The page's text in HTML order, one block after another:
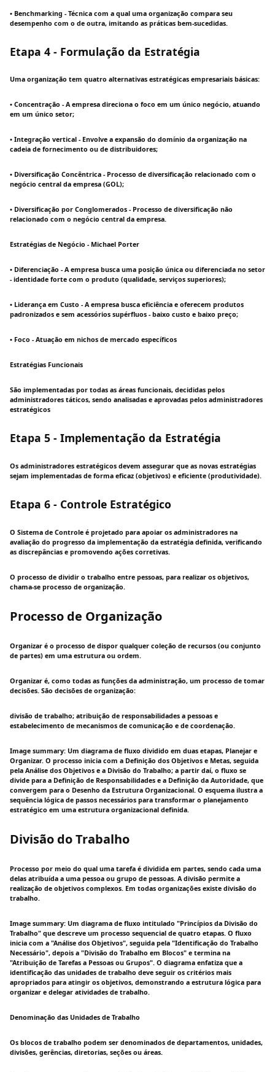
• Benchmarking - Técnica com a qual uma organização compara seu
desempenho com o de outra, imitando as práticas bem-sucedidas.
Etapa 4 - Formulação da Estratégia
Uma organização tem quatro alternativas estratégicas empresariais básicas:
• Concentração - A empresa direciona o foco em um único negócio, atuando
em um único setor;
• Integração vertical - Envolve a expansão do domínio da organização na
cadeia de fornecimento ou de distribuidores;
• Diversificação Concêntrica - Processo de diversificação relacionado com o
negócio central da empresa (GOL);
• Diversificação por Conglomerados - Processo de diversificação não
relacionado com o negócio central da empresa.
Estratégias de Negócio - Michael Porter
• Diferenciação - A empresa busca uma posição única ou diferenciada no setor
- identidade forte com o produto (qualidade, serviços superiores);
• Liderança em Custo - A empresa busca eficiência e oferecem produtos
padronizados e sem acessórios supérfluos - baixo custo e baixo preço;
• Foco - Atuação em nichos de mercado específicos
Estratégias Funcionais
São implementadas por todas as áreas funcionais, decididas pelos
administradores táticos, sendo analisadas e aprovadas pelos administradores
estratégicos
Etapa 5 - Implementação da Estratégia
Os administradores estratégicos devem assegurar que as novas estratégias
sejam implementadas de forma eficaz (objetivos) e eficiente (produtividade).
Etapa 6 - Controle Estratégico
O Sistema de Controle é projetado para apoiar os administradores na
avaliação do progresso da implementação da estratégia definida, verificando
as discrepâncias e promovendo ações corretivas.
O processo de dividir o trabalho entre pessoas, para realizar os objetivos,
chama-se processo de organização.
Processo de Organização
Organizar é o processo de dispor qualquer coleção de recursos (ou conjunto
de partes) em uma estrutura ou ordem.
Organizar é, como todas as funções da administração, um processo de tomar
decisões. São decisões de organização:
divisão de trabalho; atribuição de responsabilidades a pessoas e
estabelecimento de mecanismos de comunicação e de coordenação.
Image summary: Um diagrama de fluxo dividido em duas etapas, Planejar e
Organizar. O processo inicia com a Definição dos Objetivos e Metas, seguida
pela Análise dos Objetivos e a Divisão do Trabalho; a partir daí, o fluxo se
divide para a Definição de Responsabilidades e a Definição da Autoridade, que
convergem para o Desenho da Estrutura Organizacional. O esquema ilustra a
sequência lógica de passos necessários para transformar o planejamento
estratégico em uma estrutura organizacional definida.
Divisão do Trabalho
Processo por meio do qual uma tarefa é dividida em partes, sendo cada uma
delas atribuída a uma pessoa ou grupo de pessoas. A divisão permite a
realização de objetivos complexos. Em todas organizações existe divisão do
trabalho.
Image summary: Um diagrama de fluxo intitulado "Princípios da Divisão do
Trabalho" que descreve um processo sequencial de quatro etapas. O fluxo
inicia com a "Análise dos Objetivos", seguida pela "Identificação do Trabalho
Necessário", depois a "Divisão do Trabalho em Blocos" e termina na
"Atribuição de Tarefas a Pessoas ou Grupos". O diagrama enfatiza que a
identificação das unidades de trabalho deve seguir os critérios mais
apropriados para atingir os objetivos, demonstrando a estrutura lógica para
organizar e delegar atividades de trabalho.
Denominação das Unidades de Trabalho
Os blocos de trabalho podem ser denominados de departamentos, unidades,
divisões, gerências, diretorias, seções ou áreas.